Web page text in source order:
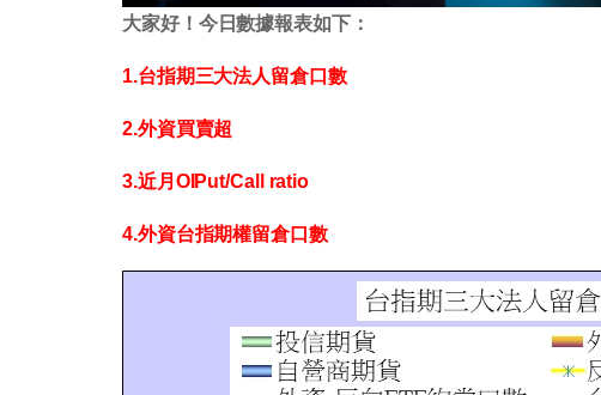
大家好！今日數據報表如下：
1.台指期三大法人留倉口數
2.外資買賣超
3.近月OIPut/Call ratio
4.外資台指期權留倉口數